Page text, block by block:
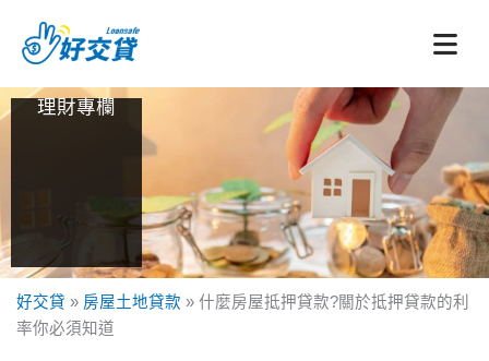
要
內
理財專欄
好交貸 » 房屋土地貸款 » 什麼房屋抵押貸款?關於抵押貸款的利
率你必須知道